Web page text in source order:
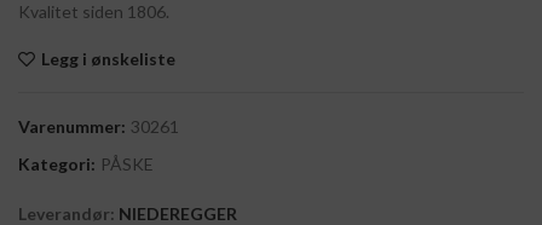
Kvalitet siden 1806.
Legg i ønskeliste
Varenummer: 30261
Kategori: PÅSKE
Leverandør: NIEDEREGGER